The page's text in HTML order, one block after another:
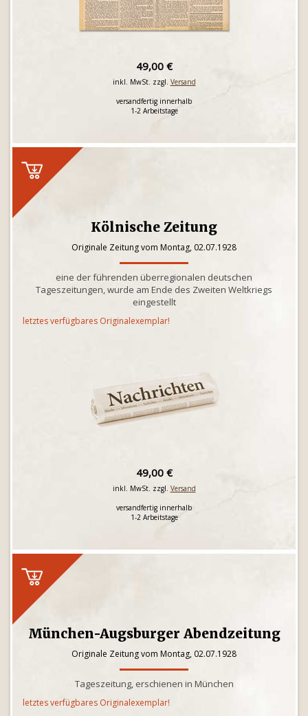
49,00 €
inkl. MwSt. zzgl. Versand
versandfertig innerhalb
1-2 Arbeitstage
Kölnische Zeitung
Originale Zeitung vom Montag, 02.07.1928
eine der führenden überregionalen deutschen
Tageszeitungen, wurde am Ende des Zweiten Weltkriegs
eingestellt
letztes verfügbares Originalexemplar!
49,00 €
inkl. MwSt. zzgl. Versand
versandfertig innerhalb
1-2 Arbeitstage
München-Augsburger Abendzeitung
Originale Zeitung vom Montag, 02.07.1928
Tageszeitung, erschienen in München
letztes verfügbares Originalexemplar!